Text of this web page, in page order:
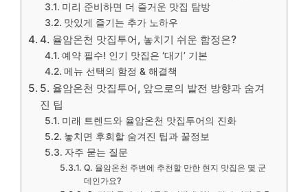
미리 준비하면 더 즐거운 맛집 탐방
맛있게 즐기는 추가 노하우
4. 율암온천 맛집투어, 놓치기 쉬운 함정은?
예약 필수! 인기 맛집은 ‘대기’ 기본
메뉴 선택의 함정 & 해결책
5. 율암온천 맛집투어, 앞으로의 발전 방향과 숨겨
진 팁
미래 트렌드와 율암온천 맛집투어의 진화
놓치면 후회할 숨겨진 팁과 꿀정보
자주 묻는 질문
Q. 율암온천 주변에 추천할 만한 현지 맛집은 몇 군
데인가요?